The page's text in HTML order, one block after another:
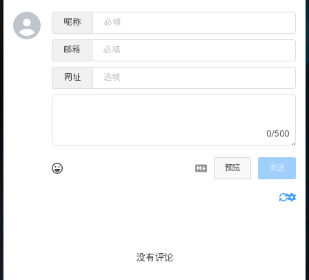
昵称
邮箱
网址
0/500
预览 发送
没有评论